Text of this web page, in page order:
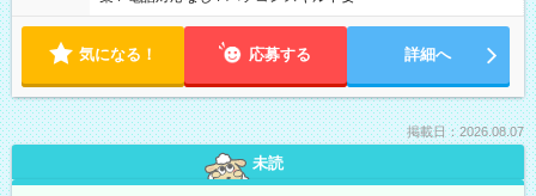
気になる！ 応募する 詳細へ
掲載日：2026.08.07
未読